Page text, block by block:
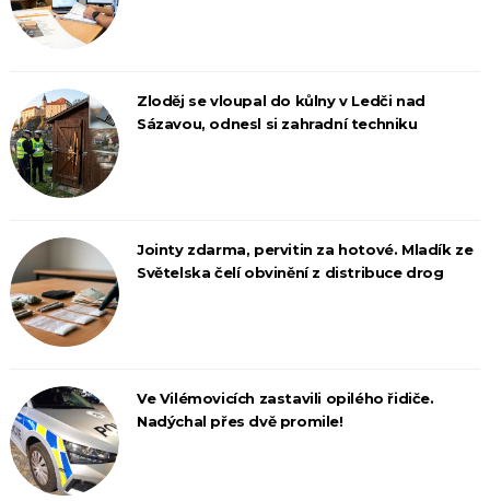
Zloděj se vloupal do kůlny v Ledči nad
Sázavou, odnesl si zahradní techniku
Jointy zdarma, pervitin za hotové. Mladík ze
Světelska čelí obvinění z distribuce drog
Ve Vilémovicích zastavili opilého řidiče.
Nadýchal přes dvě promile!